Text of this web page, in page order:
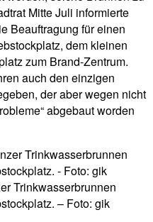
Mitte Juli informierte
Beauftragung für einen
dem kleinen
zum Brand-Zentrum.
auch den einzigen
der aber wegen nicht
abgebaut worden
Trinkwasserbrunnen
– Foto: gik